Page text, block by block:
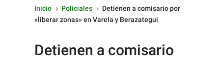
Inicio 5 Policiales 5 Detienen a comisario por
«liberar zonas» en Varela y Berazategui
Detienen a comisario